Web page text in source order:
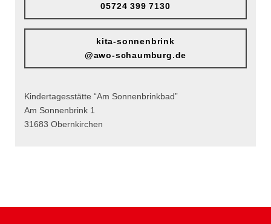
05724 399 7130
kita-sonnenbrink
@awo-schaumburg.de
Kindertagesstätte “Am Sonnenbrinkbad”
Am Sonnenbrink 1
31683 Obernkirchen